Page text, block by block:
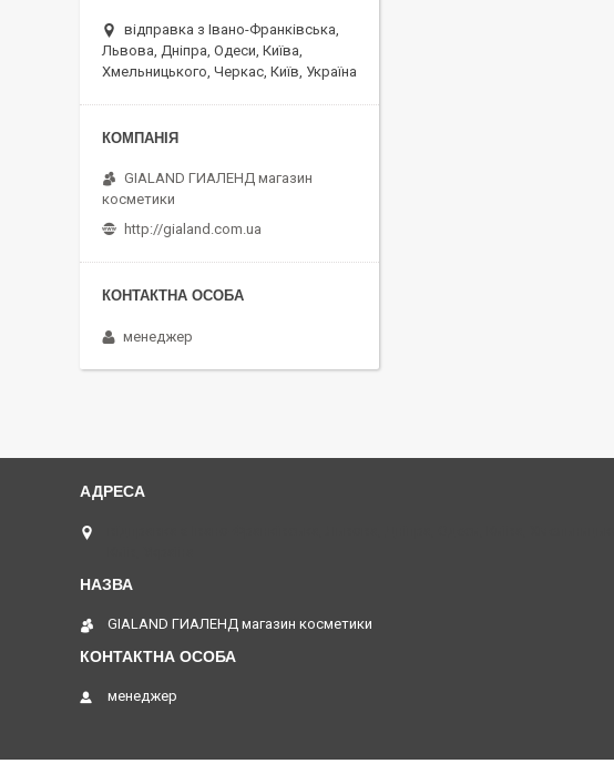
відправка з Івано-Франківська,
Львова, Дніпра, Одеси, Київа,
Хмельницького, Черкас, Київ, Україна
GIALAND ГИАЛЕНД магазин
косметики
http://gialand.com.ua
менеджер
GIALAND ГИАЛЕНД магазин косметики
менеджер